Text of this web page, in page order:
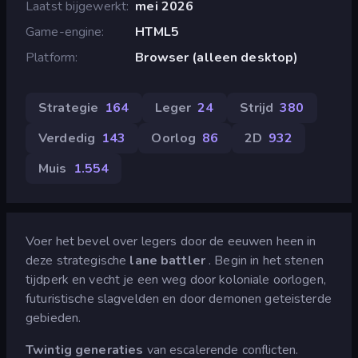
Laatst bijgewerkt mei 2026
Game-engine
HTML5
Platform
Browser (alleen desktop)
Strategie 164 Leger 24 Strijd 380
Verdedig 143 Oorlog 86 2D 932
Muis 1.554
Voer het bevel over legers door de eeuwen heen in
deze strategische lane battler. Begin in het stenen
tijdperk en vecht je een weg door koloniale oorlogen,
futuristische slagvelden en door demonen geteisterde
gebieden.
Twintig generaties van escalerende conflicten.